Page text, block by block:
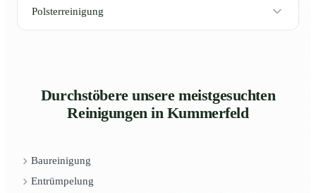
Polsterreinigung
Durchstöbere unsere meistgesuchten
Reinigungen in Kummerfeld
Baureinigung
Entrümpelung